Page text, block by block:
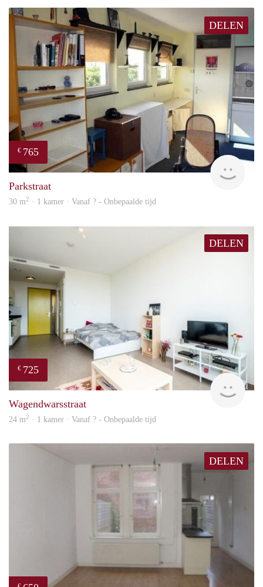
DELEN
€ 765
rent
Parkstraat
30 m2 · 1 kamer · Vanaf ? - Onbepaalde tijd
DELEN
€ 725
Wagendwarsstraat
24 m2 · 1 kamer · Vanaf ? - Onbepaalde tijd
DELEN